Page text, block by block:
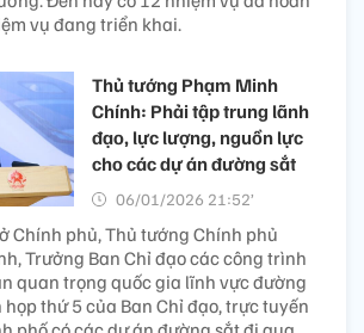
vụ đang triển khai.
Thủ tướng Phạm Minh
Chính: Phải tập trung lãnh
đạo, lực lượng, nguồn lực
cho các dự án đường sắt
06/01/2026 21:52’
Chính phủ, Thủ tướng Chính phủ
Trưởng Ban Chỉ đạo các công trình
quan trọng quốc gia lĩnh vực đường
thứ 5 của Ban Chỉ đạo, trực tuyến